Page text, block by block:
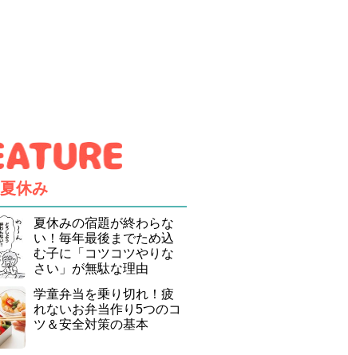
夏休み
夏休みの宿題が終わらな
い！毎年最後までため込
む子に「コツコツやりな
さい」が無駄な理由
学童弁当を乗り切れ！疲
れないお弁当作り5つのコ
ツ＆安全対策の基本